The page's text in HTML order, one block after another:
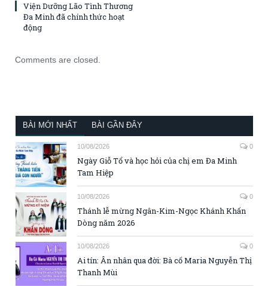
Viện Dưỡng Lão Tình Thương
Đa Minh đã chính thức hoạt
động
Comments are closed.
BÀI MỚI NHẤT BÀI GẦN ĐÂY
10/08/2026 0
Ngày Giỗ Tổ và học hỏi của chị em Đa Minh
Tam Hiệp
10/08/2026 0
Thánh lễ mừng Ngân-Kim-Ngọc Khánh Khấn
Dòng năm 2026
10/08/2026 0
Ai tín: Ân nhân qua đời: Bà cố Maria Nguyễn Thị
Thanh Mùi